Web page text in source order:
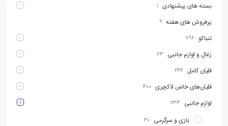
بسته های پیشنهادی ۱
پرفروش های هفته ۹
تنباکو ۷۹۶
زغال و لوازم جانبی ۶۳
قلیان کامل ۲۴۴
قلیان‌های خاص لاکچری ۴۰۰
لوازم جانبی ۲۳۳
بازی و سرگرمی ۳۰